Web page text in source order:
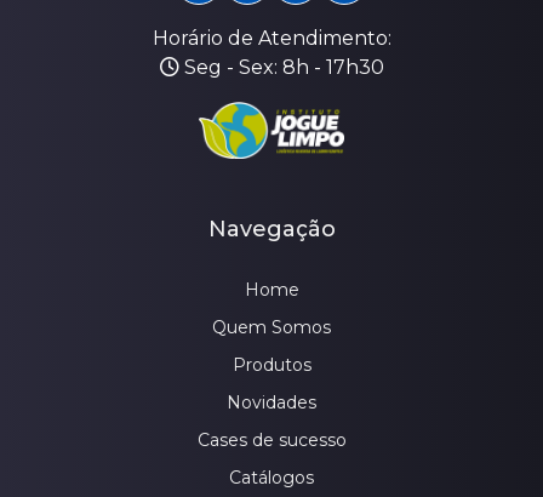
Horário de Atendimento:
Seg - Sex: 8h - 17h30
Navegação
Home
Quem Somos
Produtos
Novidades
Cases de sucesso
Catálogos